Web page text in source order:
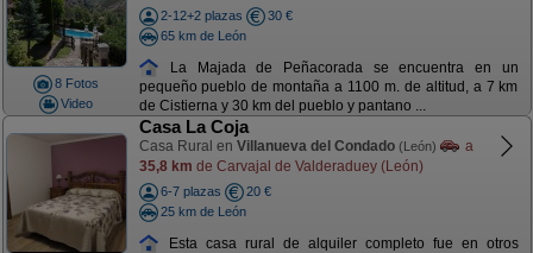
8 Fotos
Video
2-12+2 plazas
30 €
65 km de León
La Majada de Peñacorada se encuentra en un
pequeño pueblo de montaña a 1100 m. de altitud, a 7 km
de Cistierna y 30 km del pueblo y pantano ...
Casa La Coja
Casa Rural en Villanueva del Condado (León)
a
35,8 km de Carvajal de Valderaduey (León)
6-7 plazas
20 €
25 km de León
Esta casa rural de alquiler completo fue en otros